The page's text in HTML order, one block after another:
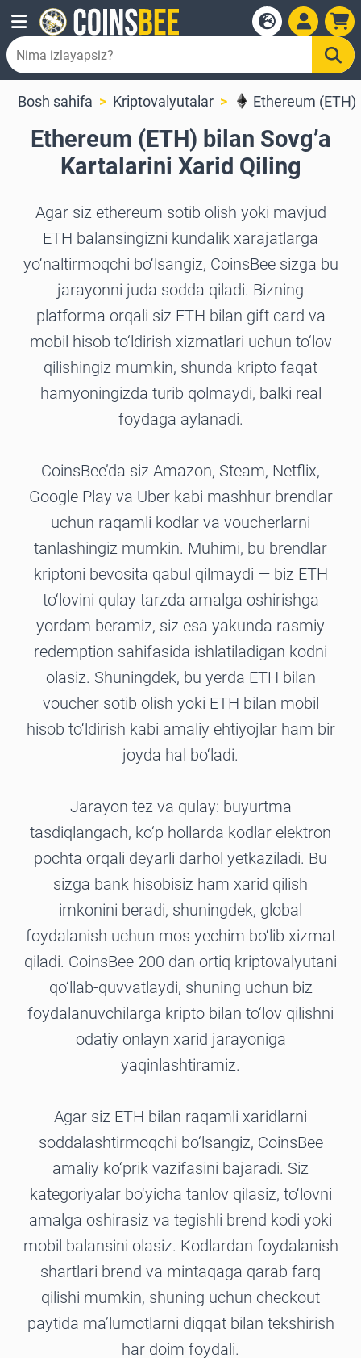
Bosh sahifa Kriptovalyutalar Ethereum (ETH)
Ethereum (ETH) bilan Sovg’a
Kartalarini Xarid Qiling
Agar siz ethereum sotib olish yoki mavjud
ETH balansingizni kundalik xarajatlarga
yo‘naltirmoqchi bo‘lsangiz, CoinsBee sizga bu
jarayonni juda sodda qiladi. Bizning
platforma orqali siz ETH bilan gift card va
mobil hisob to‘ldirish xizmatlari uchun to‘lov
qilishingiz mumkin, shunda kripto faqat
hamyoningizda turib qolmaydi, balki real
foydaga aylanadi.
CoinsBee’da siz Amazon, Steam, Netflix,
Google Play va Uber kabi mashhur brendlar
uchun raqamli kodlar va voucherlarni
tanlashingiz mumkin. Muhimi, bu brendlar
kriptoni bevosita qabul qilmaydi — biz ETH
to‘lovini qulay tarzda amalga oshirishga
yordam beramiz, siz esa yakunda rasmiy
redemption sahifasida ishlatiladigan kodni
olasiz. Shuningdek, bu yerda ETH bilan
voucher sotib olish yoki ETH bilan mobil
hisob to‘ldirish kabi amaliy ehtiyojlar ham bir
joyda hal bo‘ladi.
Jarayon tez va qulay: buyurtma
tasdiqlangach, ko‘p hollarda kodlar elektron
pochta orqali deyarli darhol yetkaziladi. Bu
sizga bank hisobisiz ham xarid qilish
imkonini beradi, shuningdek, global
foydalanish uchun mos yechim bo‘lib xizmat
qiladi. CoinsBee 200 dan ortiq kriptovalyutani
qo‘llab-quvvatlaydi, shuning uchun biz
foydalanuvchilarga kripto bilan to‘lov qilishni
odatiy onlayn xarid jarayoniga
yaqinlashtiramiz.
Agar siz ETH bilan raqamli xaridlarni
soddalashtirmoqchi bo‘lsangiz, CoinsBee
amaliy ko‘prik vazifasini bajaradi. Siz
kategoriyalar bo‘yicha tanlov qilasiz, to‘lovni
amalga oshirasiz va tegishli brend kodi yoki
mobil balansini olasiz. Kodlardan foydalanish
shartlari brend va mintaqaga qarab farq
qilishi mumkin, shuning uchun checkout
paytida ma’lumotlarni diqqat bilan tekshirish
har doim foydali.